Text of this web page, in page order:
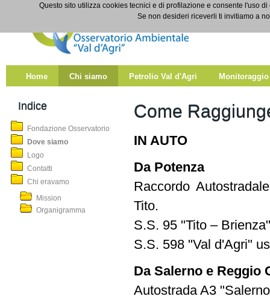
Salta al contenuto
Dove siamo
Home Chi siamo Petrolio Val d'Agri Monitoraggio
Indice
Fondazione Osservatorio
Dove siamo
Logo
Contatti
Chi eravamo
Mission
Organigramma
Come
IN AUTO
Da Potenza
Raccordo
Tito.
S.S. 95 "Tito –
S.S. 598 "Val d'Agri"
Da Salerno e Reggio
Autostrada A3
Questo sito utilizza cookies tecnici e di profilazione e consente l'uso
Se non desideri riceverli ti invitiamo a